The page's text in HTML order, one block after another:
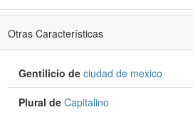
Otras Características
Gentilicio de ciudad de mexico
Plural de Capitalino